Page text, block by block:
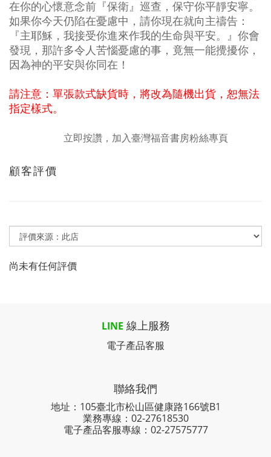
在你的心懷意念前『保衛』巡查，保守你平靜安寧。
如果你今天仍陷在憂慮中，請你現在就向主禱告：
『主耶穌，我接受你進來作我的生命與平安。』你會
發現，那許多令人苦惱憂慮的事，竟無一能攪擾你，
因為神的平安與你同在！
請注意：單張款式缺貨時，將改為隨機出貨，恕無法
指定樣式。
立即按讚，加入臺灣福音書房粉絲專頁
顧客評價
尚未有任何評價
LINE 線上服務
電子產品客服
聯絡我們
地址：105臺北市松山區健康路166號B1
業務專線： 02-27618530
電子產品客服專線：02-27575777